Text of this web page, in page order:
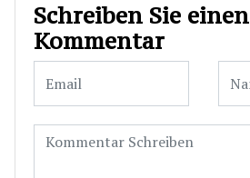
Schreiben Sie einen
Kommentar